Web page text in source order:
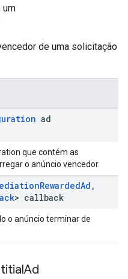
um
de uma solicitação
ad
que contém as
o anúncio vencedor.
RewardedAd ,
> callback
o anúncio terminar de
Ad